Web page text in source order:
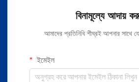
বিনামূল্যে আদায়
আমাদের প্রতিনিধি শীঘ্রই আপনার সাথে
ইমেইল